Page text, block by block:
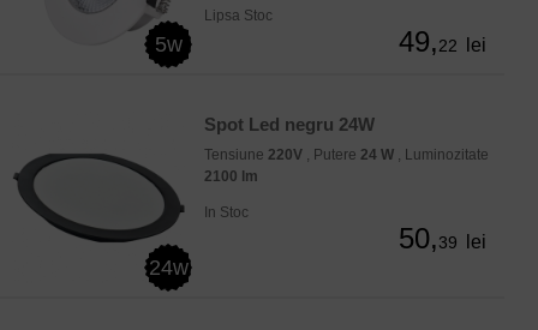
5w
Lipsa Stoc
49,22 lei
24w
Spot Led negru 24W
Tensiune 220V , Putere 24 W , Luminozitate
2100 lm
In Stoc
50,39 lei